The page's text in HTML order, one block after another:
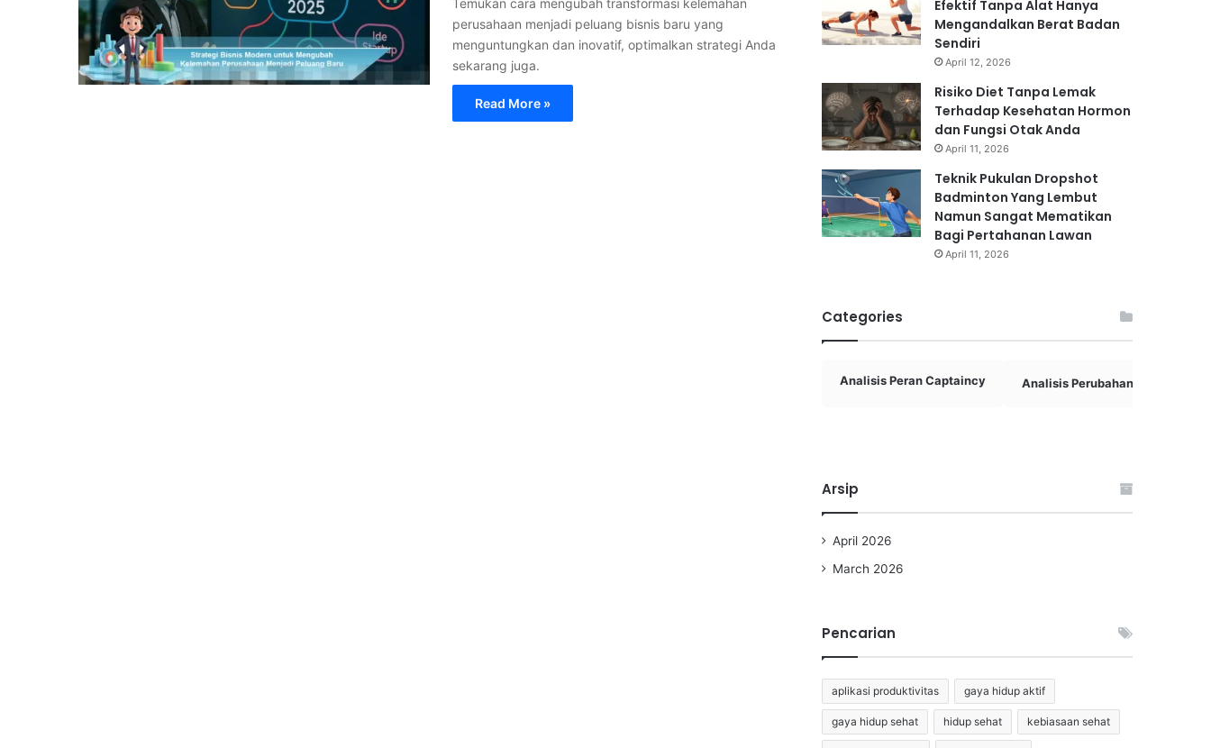
Temukan cara mengubah transformasi kelemahan
perusahaan menjadi peluang bisnis baru yang
menguntungkan dan inovatif, optimalkan strategi Anda
sekarang juga.
Read More »
Efektif Tanpa Alat Hanya
Mengandalkan Berat Badan
Sendiri
April 12, 2026
Risiko Diet Tanpa Lemak
Terhadap Kesehatan Hormon
dan Fungsi Otak Anda
April 11, 2026
Teknik Pukulan Dropshot
Badminton Yang Lembut
Namun Sangat Mematikan
Bagi Pertahanan Lawan
April 11, 2026
Categories
Analisis Peran Captaincy Analisis Perubahan Taktik
Arsip
April 2026
March 2026
Pencarian
aplikasi produktivitas gaya hidup aktif
gaya hidup sehat hidup sehat kebiasaan sehat